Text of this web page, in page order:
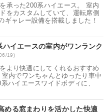
承った200系ハイエース。 室内
をカスタムしていて、運転席側
ャレー設備を搭載しました！
イエースの室内がワンランク
19)
より快適にしてくれるおすすめ
内でワンちゃんとゆったり車中
ハイエースワイドボディに、
める窓まわりを活かした快適